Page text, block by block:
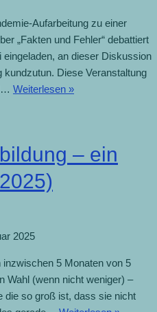
Aufarbeitung zu einer
„Fakten und Fehler“ debattiert
an dieser Diskussion
Diese Veranstaltung
Weiterlesen »
– ein
2025
5 Monaten von 5
Wahl (wenn nicht weniger) –
die so groß ist, dass sie nicht